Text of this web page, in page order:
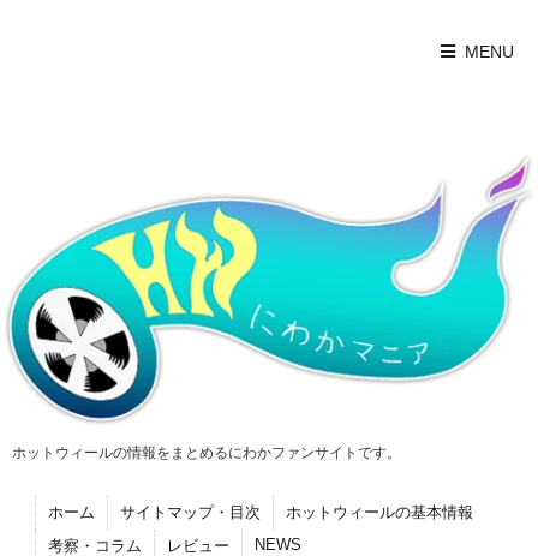
MENU
ホットウィールの情報をまとめるにわかファンサイトです。
ホーム サイトマップ・目次
ホットウィールの基本情報
考察・コラム
レビュー NEWS